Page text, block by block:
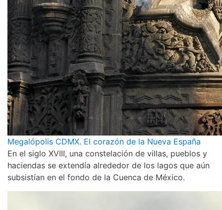
Megalópolis CDMX. El corazón de la Nueva España
En el siglo XVIII, una constelación de villas, pueblos y
haciendas se extendía alrededor de los lagos que aún
subsistían en el fondo de la Cuenca de México.